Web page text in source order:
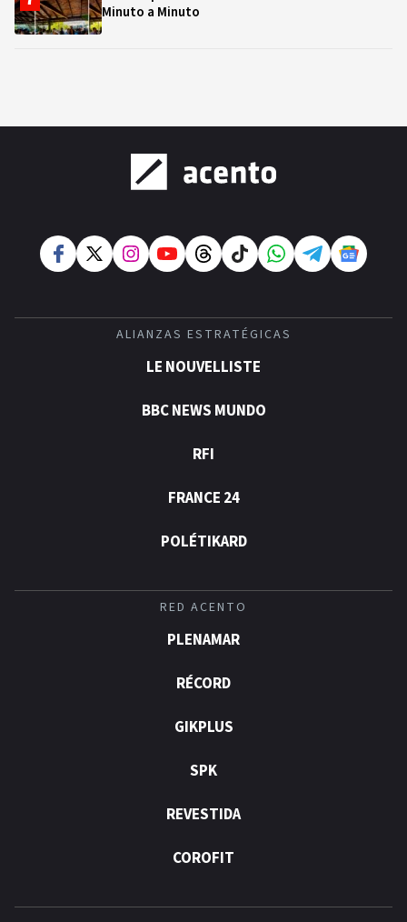
Minuto a Minuto
ALIANZAS ESTRATÉGICAS
LE NOUVELLISTE
BBC NEWS MUNDO
RFI
FRANCE 24
POLÉTIKARD
RED ACENTO
PLENAMAR
RÉCORD
GIKPLUS
SPK
REVESTIDA
COROFIT